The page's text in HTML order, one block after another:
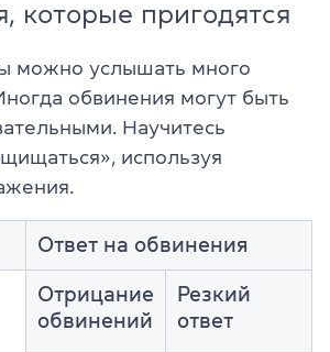
которые пригодятся
можно услышать много
обвинения могут быть
Научитесь
используя
Ответ на обвинения
Отрицание
обвинений
Резкий
ответ